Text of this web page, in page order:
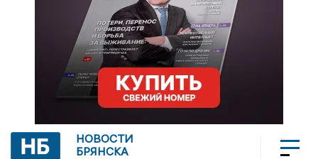
НОВОСТИ
БРЯНСКА